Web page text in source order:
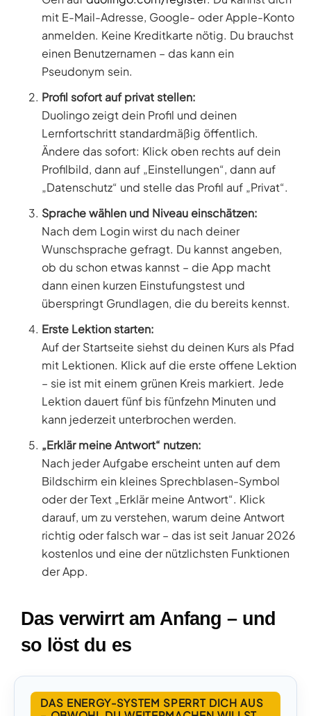
mit E-Mail-Adresse, Google- oder Apple-Konto
anmelden. Keine Kreditkarte nötig. Du brauchst
einen Benutzernamen – das kann ein
Pseudonym sein.
Profil sofort auf privat stellen:
Duolingo zeigt dein Profil und deinen
Lernfortschritt standardmäßig öffentlich.
Ändere das sofort: Klick oben rechts auf dein
Profilbild, dann auf „Einstellungen“, dann auf
„Datenschutz“ und stelle das Profil auf „Privat“.
Sprache wählen und Niveau einschätzen:
Nach dem Login wirst du nach deiner
Wunschsprache gefragt. Du kannst angeben,
ob du schon etwas kannst – die App macht
dann einen kurzen Einstufungstest und
überspringt Grundlagen, die du bereits kennst.
Erste Lektion starten:
Auf der Startseite siehst du deinen Kurs als Pfad
mit Lektionen. Klick auf die erste offene Lektion
– sie ist mit einem grünen Kreis markiert. Jede
Lektion dauert fünf bis fünfzehn Minuten und
kann jederzeit unterbrochen werden.
„Erklär meine Antwort“ nutzen:
Nach jeder Aufgabe erscheint unten auf dem
Bildschirm ein kleines Sprechblasen-Symbol
oder der Text „Erklär meine Antwort“. Klick
darauf, um zu verstehen, warum deine Antwort
richtig oder falsch war – das ist seit Januar 2026
kostenlos und eine der nützlichsten Funktionen
der App.
Das verwirrt am Anfang – und
so löst du es
DAS ENERGY-SYSTEM SPERRT DICH AUS